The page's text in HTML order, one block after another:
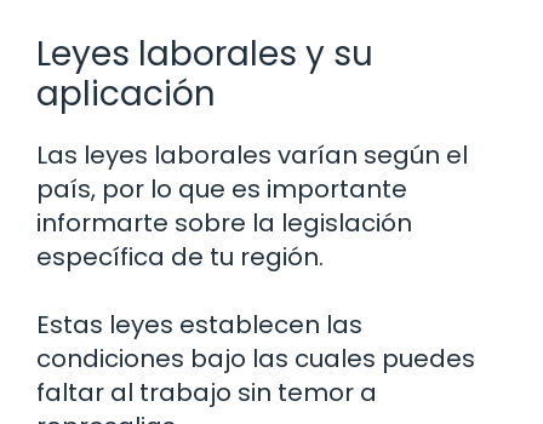
Leyes laborales y su
aplicación
Las leyes laborales varían según el
país, por lo que es importante
informarte sobre la legislación
específica de tu región.
Estas leyes establecen las
condiciones bajo las cuales puedes
faltar al trabajo sin temor a